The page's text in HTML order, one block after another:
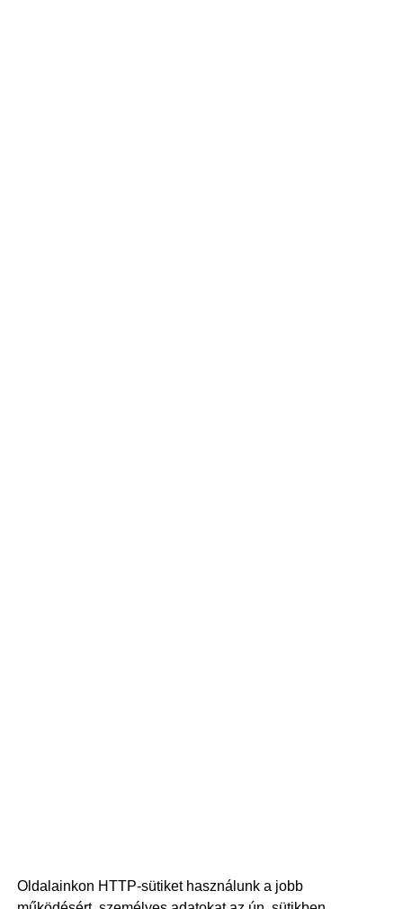
Oldalainkon HTTP-sütiket használunk a jobb